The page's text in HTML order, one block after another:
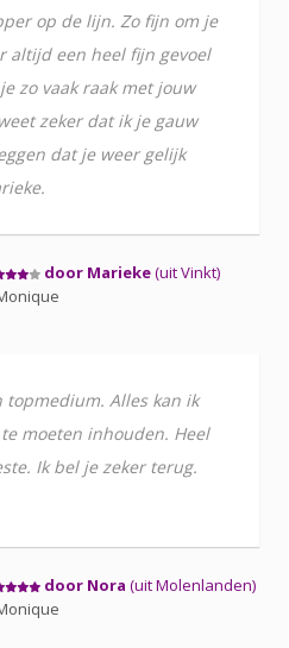
op de lijn. Zo fijn om je
altijd een heel fijn gevoel
zo vaak raak met jouw
zeker dat ik je gauw
dat je weer gelijk
door Marieke(uit Vinkt)
Alles kan ik
moeten inhouden. Heel
Ik bel je zeker terug.
door Nora (uit Molenlanden)